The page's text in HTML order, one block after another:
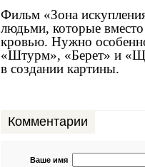
Фильм «Зона
людьми, которые
кровью. Нужно
«Штурм», «Берет» и
в создании картины.
Комментарии
Ваше имя